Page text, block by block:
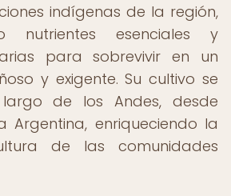
indígenas de la región,
nutrientes esenciales y
para sobrevivir en un
y exigente. Su cultivo se
de los Andes, desde
Argentina, enriqueciendo la
de las comunidades